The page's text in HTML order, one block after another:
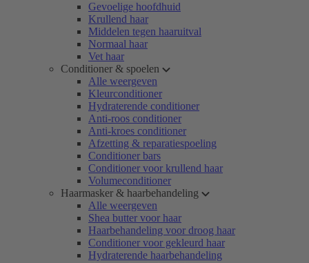
Gevoelige hoofdhuid
Krullend haar
Middelen tegen haaruitval
Normaal haar
Vet haar
Conditioner & spoelen
Alle weergeven
Kleurconditioner
Hydraterende conditioner
Anti-roos conditioner
Anti-kroes conditioner
Afzetting & reparatiespoeling
Conditioner bars
Conditioner voor krullend haar
Volumeconditioner
Haarmasker & haarbehandeling
Alle weergeven
Shea butter voor haar
Haarbehandeling voor droog haar
Conditioner voor gekleurd haar
Hydraterende haarbehandeling